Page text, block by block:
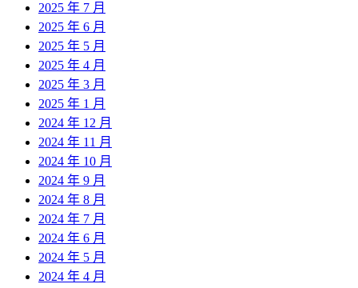
2025 年 7 月
2025 年 6 月
2025 年 5 月
2025 年 4 月
2025 年 3 月
2025 年 1 月
2024 年 12 月
2024 年 11 月
2024 年 10 月
2024 年 9 月
2024 年 8 月
2024 年 7 月
2024 年 6 月
2024 年 5 月
2024 年 4 月